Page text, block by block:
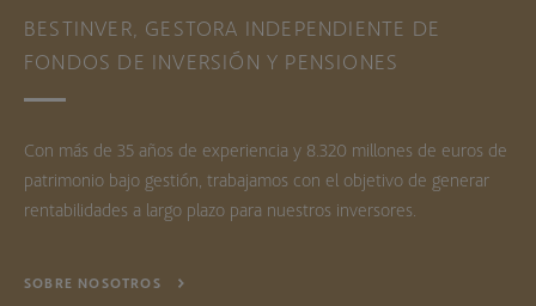
BESTINVER, GESTORA INDEPENDIENTE DE
FONDOS DE INVERSIÓN Y PENSIONES
Con más de 35 años de experiencia y 8.320 millones de euros de
patrimonio bajo gestión, trabajamos con el objetivo de generar
rentabilidades a largo plazo para nuestros inversores.
SOBRE NOSOTROS